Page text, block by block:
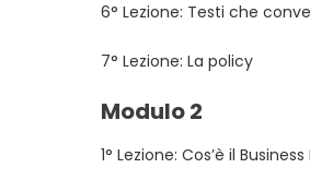
6° Lezione: Testi che
7° Lezione: La policy
Modulo 2
1° Lezione: Cos’è il